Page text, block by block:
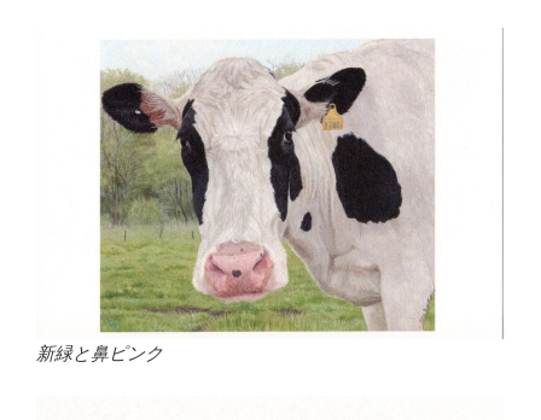
新緑と鼻ピンク